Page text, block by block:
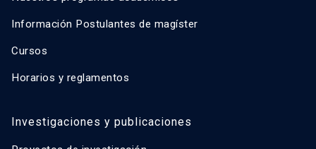
Información Postulantes de magíster
Cursos
Horarios y reglamentos
Investigaciones y publicaciones